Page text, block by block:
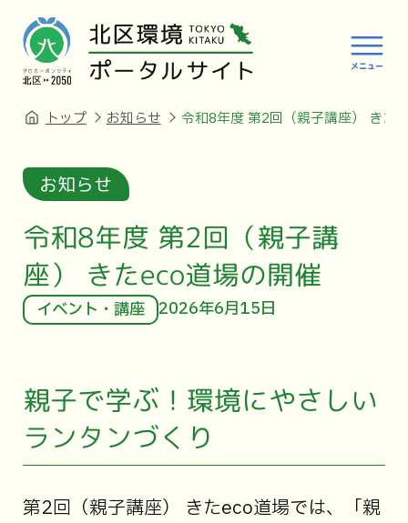
トップ お知らせ 令和8年度 第2回（親子講座） きた
お知らせ
令和8年度 第2回（親子講
座） きたeco道場の開催
イベント・講座 2026年6月15日
親子で学ぶ！環境にやさしい
ランタンづくり
第2回（親子講座） きたeco道場では、「親